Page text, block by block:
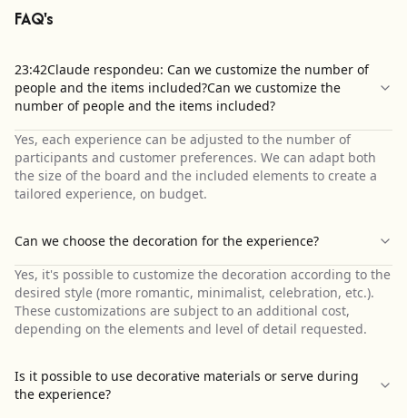
FAQ's
23:42Claude respondeu: Can we customize the number of
people and the items included?Can we customize the
number of people and the items included?
Yes, each experience can be adjusted to the number of
participants and customer preferences. We can adapt both
the size of the board and the included elements to create a
tailored experience, on budget.
Can we choose the decoration for the experience?
Yes, it's possible to customize the decoration according to the
desired style (more romantic, minimalist, celebration, etc.).
These customizations are subject to an additional cost,
depending on the elements and level of detail requested.
Is it possible to use decorative materials or serve during
the experience?